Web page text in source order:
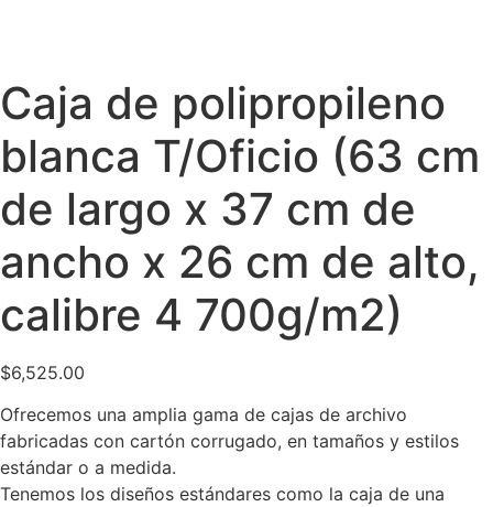
Caja de polipropileno
blanca T/Oficio (63 cm
de largo x 37 cm de
ancho x 26 cm de alto,
calibre 4 700g/m2)
$6,525.00
Ofrecemos una amplia gama de cajas de archivo
fabricadas con cartón corrugado, en tamaños y estilos
estándar o a medida.
Tenemos los diseños estándares como la caja de una